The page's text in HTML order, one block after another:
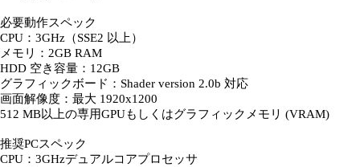
必要動作スペック
CPU：3GHz（SSE2 以上）
メモリ：2GB RAM
HDD 空き容量：12GB
グラフィックボード：Shader version 2.0b 対応
画面解像度：最大 1920x1200
512 MB以上の専用GPUもしくはグラフィックメモリ (VRAM)
推奨PCスペック
CPU：3GHzデュアルコアプロセッサ